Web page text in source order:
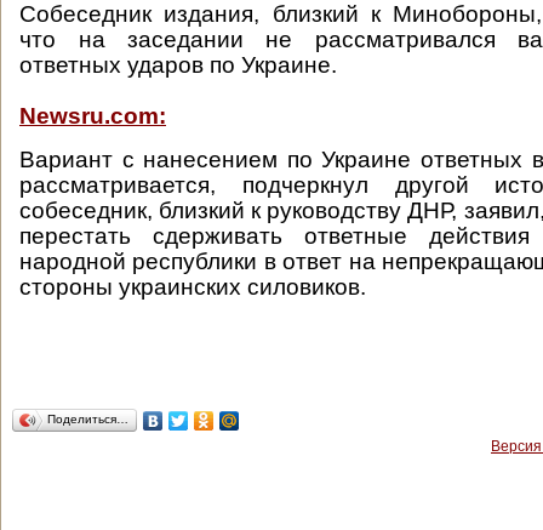
Собеседник издания, близкий к
что на заседании не рассматривался
ответных ударов по Украине.
Newsru.com:
Вариант с нанесением по Украине ответных
рассматривается, подчеркнул другой
собеседник, близкий к руководству ДНР,
перестать сдерживать ответные
народной республики в ответ на
стороны украинских силовиков.
Поделиться…